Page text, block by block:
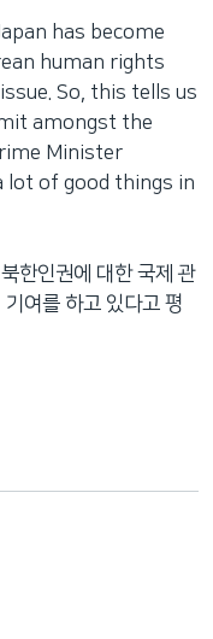
has become
human rights
So, this tells us
amongst the
Minister
lot of good things in
한인권에 대한 국제 관
여를 하고 있다고 평